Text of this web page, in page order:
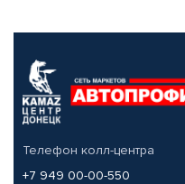
Телефон колл-центра
+7 949 00-00-550